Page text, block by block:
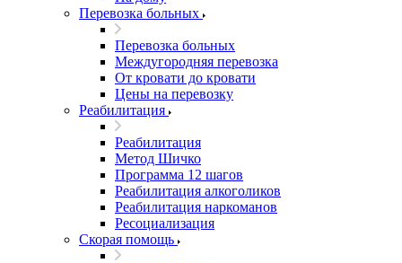
Перевозка больных
Перевозка больных
Междугородняя перевозка
От кровати до кровати
Цены на перевозку
Реабилитация
Реабилитация
Метод Шичко
Программа 12 шагов
Реабилитация алкоголиков
Реабилитация наркоманов
Ресоциализация
Скорая помощь